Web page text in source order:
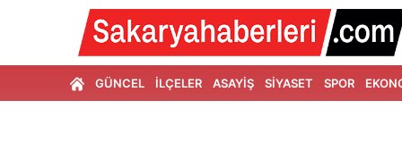
GÜNCEL İLÇELER ASAYİŞ SİYASET SPOR